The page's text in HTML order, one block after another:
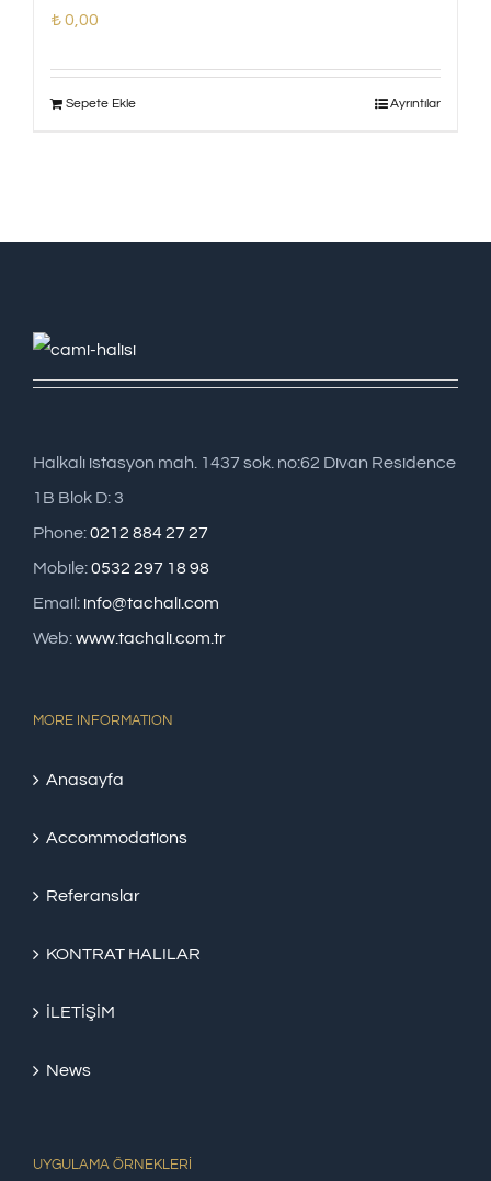
₺0,00
Sepete Ekle Ayrıntılar
Halkalı istasyon mah. 1437 sok. no:62 Divan Residence
1B Blok D: 3
Phone:0212 884 27 27
Mobile:0532 297 18 98
Email: info@tachali.com
Web:www.tachali.com.tr
MORE INFORMATION
Anasayfa
Accommodations
Referanslar
KONTRAT HALILAR
İLETİŞİM
News
UYGULAMA ÖRNEKLERİ